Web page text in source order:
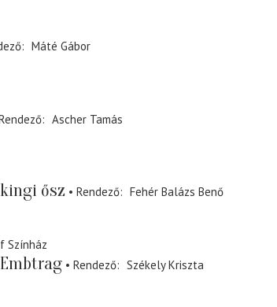
Máté Gábor
Ascher Tamás
ősz Rendező
Fehér Balázs Benő
Színház
Embtrag Rendező
Székely Kriszta